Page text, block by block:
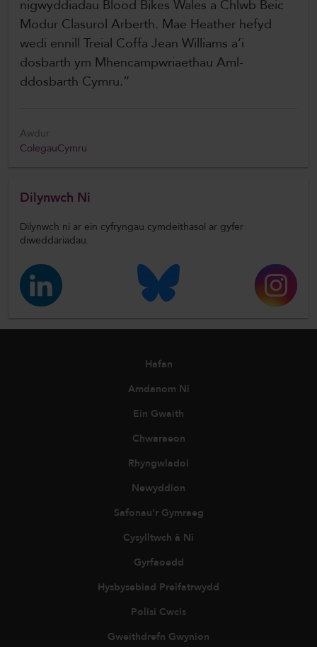
nigwyddiadau Blood Bikes Wales a Chlwb Beic
Modur Clasurol Arberth. Mae Heather hefyd
wedi ennill Treial Coffa Jean Williams a’i
dosbarth ym Mhencampwriaethau Aml-
ddosbarth Cymru.”
Awdur
ColegauCymru
Dilynwch Ni
Dilynwch ni ar ein cyfryngau cymdeithasol ar gyfer
diweddariadau.
Hafan
Amdanom Ni
Ein Gwaith
Chwaraeon
Rhyngwladol
Newyddion
Safonau'r Gymraeg
Cysylltwch â Ni
Gyrfaoedd
Hysbysebiad Preifatrwydd
Polisi Cwcis
Gweithdrefn Gwynion